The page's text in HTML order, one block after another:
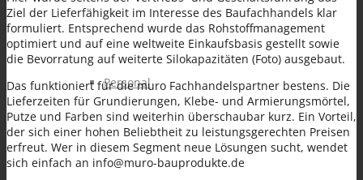
Personal
Ziel der Lieferfähigkeit im Interesse des Baufachhandels klar
formuliert. Entsprechend wurde das Rohstoffmanagement
optimiert und auf eine weltweite Einkaufsbasis gestellt sowie
die Bevorratung auf weiterte Silokapazitäten (Foto) ausgebaut.
Das funktioniert für die muro Fachhandelspartner bestens. Die
Lieferzeiten für Grundierungen, Klebe- und Armierungsmörtel,
Putze und Farben sind weiterhin überschaubar kurz. Ein Vorteil,
der sich einer hohen Beliebtheit zu leistungsgerechten Preisen
erfreut. Wer in diesem Segment neue Lösungen sucht, wendet
sich einfach an info@muro-bauprodukte.de